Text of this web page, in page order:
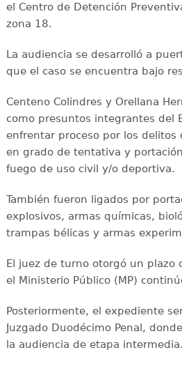
el Centro de Detención
zona 18.
La audiencia se desarrolló a
que el caso se encuentra bajo
Centeno Colindres y Orellana
como presuntos integrantes del
enfrentar proceso por los delitos
en grado de tentativa y
fuego de uso civil y/o deportiva.
También fueron ligados por
explosivos, armas químicas,
trampas bélicas y armas
El juez de turno otorgó un plazo
el Ministerio Público (MP)
Posteriormente, el expediente
Juzgado Duodécimo Penal,
la audiencia de etapa intermedia.